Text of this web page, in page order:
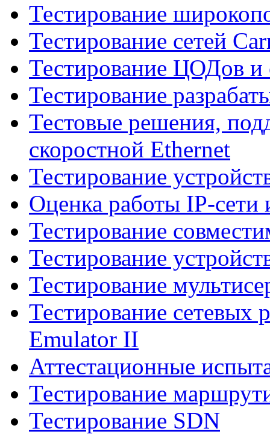
Тестирование
Тестирование сетей
Тестирование ЦОДов
Тестирование
Тестовые решения,
скоростной Ethernet
Тестирование
Оценка работы IP-сети
Тестирование
Тестирование
Тестирование
Тестирование
Emulator II
Аттестационные
Тестирование
Тестирование SDN